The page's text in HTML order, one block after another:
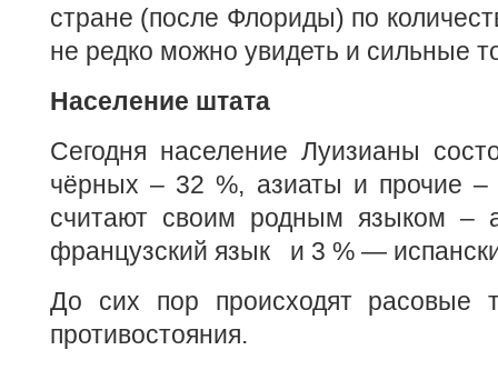
стране (после Флориды) по
не редко можно увидеть и сильные
Население штата
Сегодня население Луизианы
чёрных – 32 %, азиаты и прочие
считают своим родным языком –
французский язык и 3 % —
До сих пор происходят расовые
противостояния.